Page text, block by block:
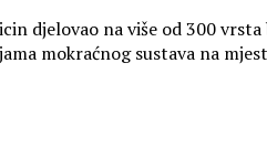
djelovao na više od 300
mokraćnog sustava na